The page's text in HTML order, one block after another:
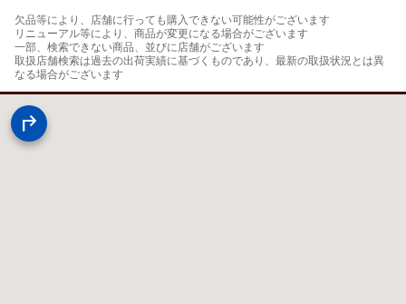
欠品等により、店舗に行っても購入できない可能性がございます
リニューアル等により、商品が変更になる場合がございます
一部、検索できない商品、並びに店舗がございます
取扱店舗検索は過去の出荷実績に基づくものであり、最新の取扱状況とは異
なる場合がございます